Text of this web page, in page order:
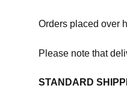
Orders placed over
Please note that
STANDARD